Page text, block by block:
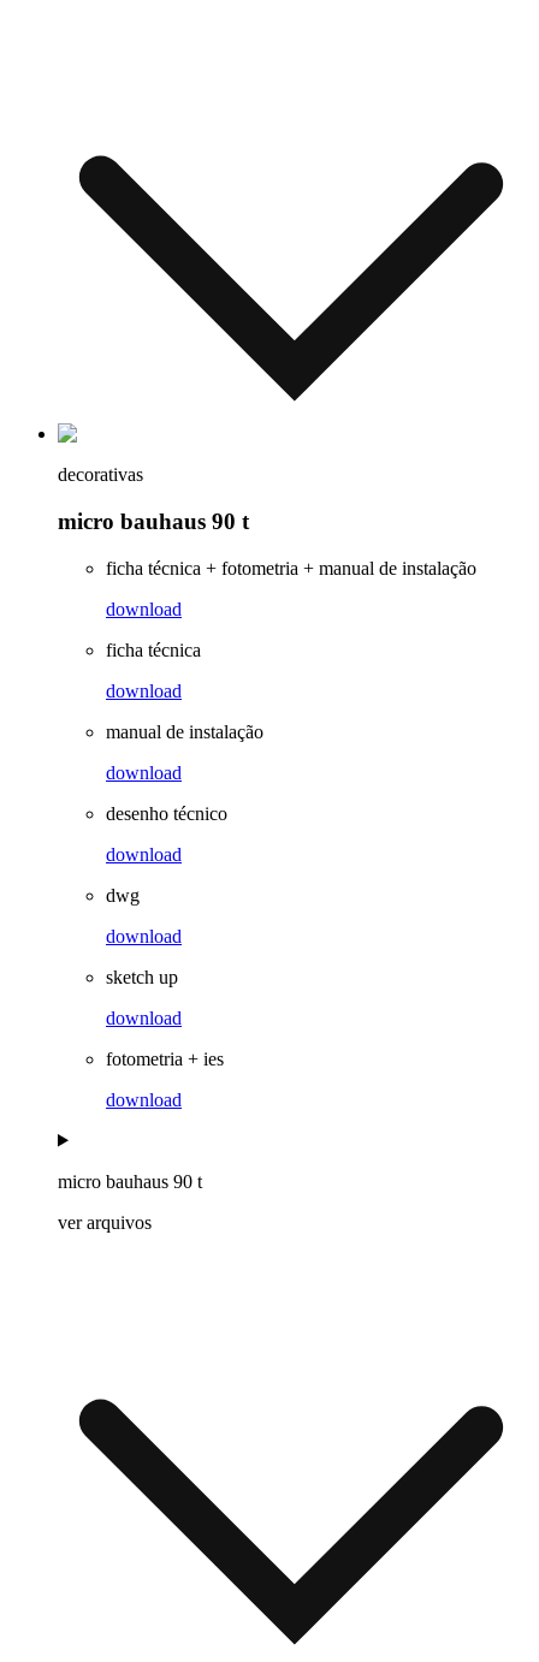
decorativas
micro bauhaus 90 t
ficha técnica + fotometria + manual de instalação
download
ficha técnica
download
manual de instalação
download
desenho técnico
download
dwg
download
sketch up
download
fotometria + ies
download
micro bauhaus 90 t
ver arquivos